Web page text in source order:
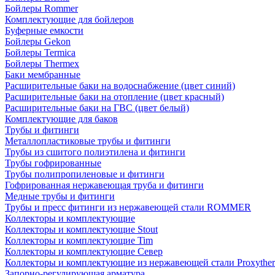
Бойлеры Rommer
Комплектующие для бойлеров
Буферные емкости
Бойлеры Gekon
Бойлеры Termica
Бойлеры Thermex
Баки мембранные
Расширительные баки на водоснабжение (цвет синий)
Расширительные баки на отопление (цвет красный)
Расширительные баки на ГВС (цвет белый)
Комплектующие для баков
Трубы и фитинги
Металлопластиковые трубы и фитинги
Трубы из сшитого полиэтилена и фитинги
Трубы гофрированные
Трубы полипропиленовые и фитинги
Гофрированная нержавеющая труба и фитинги
Медные трубы и фитинги
Трубы и пресс фитинги из нержавеющей стали ROMMER
Коллекторы и комплектующие
Коллекторы и комплектующие Stout
Коллекторы и комплектующие Tim
Коллекторы и комплектующие Север
Коллекторы и комплектующие из нержавеющей стали